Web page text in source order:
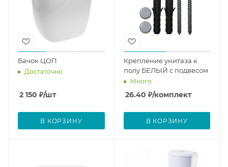
Бачок ЦОП
Достаточно
2 150 ₽/шт
В КОРЗИНУ
Крепление унитаза к
полу БЕЛЫЙ с подвесом
Много
26.40 ₽/комплект
В КОРЗИНУ